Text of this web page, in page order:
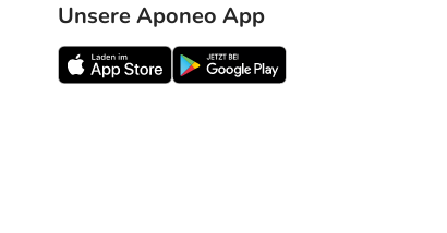
Unsere Aponeo App